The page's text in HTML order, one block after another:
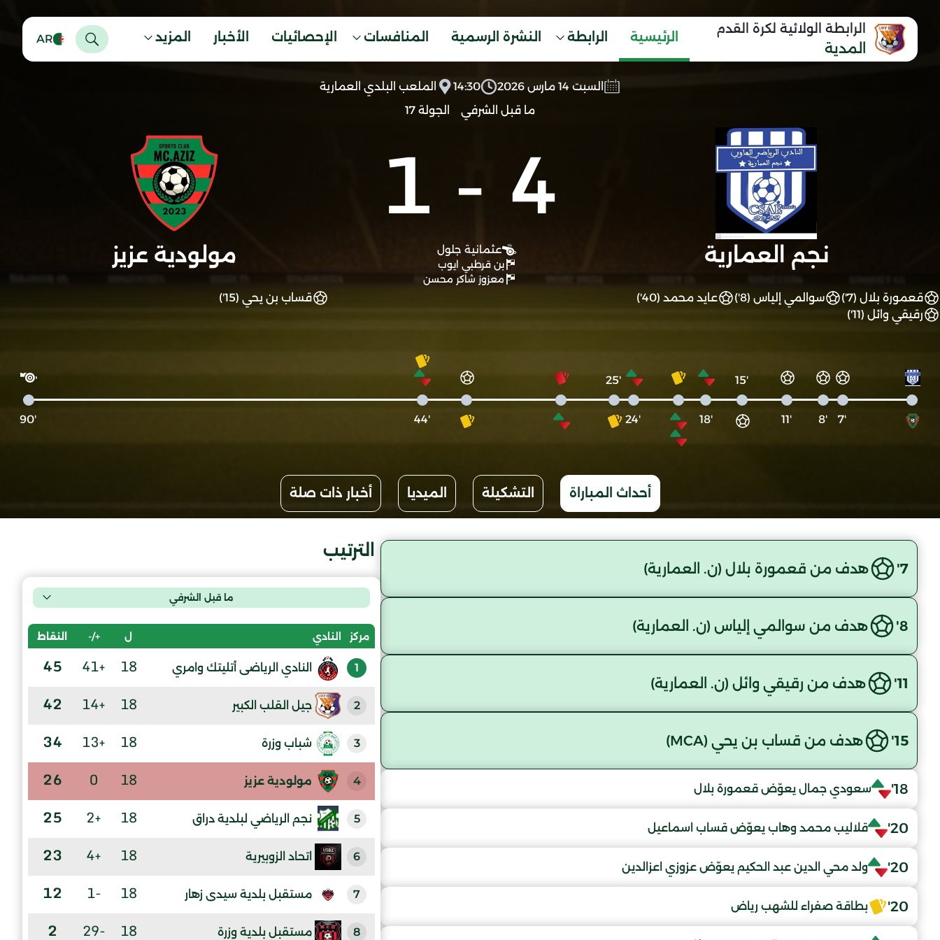
الرابطة الولائية لكرة القدم
المدية
الرئيسية الرابطة النشرة الرسمية المنافسات الإحصائيات الأخبار المزيد AR
السبت 14 مارس 2026 14:30
الملعب البلدي العمارية
ما قبل الشرفي
الجولة 17
نجم العمارية
4
-
1
عثمانية جلول
بن قرطبي ايوب
معزوز شاكر محسن
مولودية عزيز
قعمورة بلال (7') سوالمي إلياس (8')
عايد محمد (40')
رقيقي وائل (11')
قساب بن يحي (15')
'7
'8
'11
'15
'18
'24
'25
'44
'90
أحداث المباراة التشكيلة الميديا أخبار ذات صلة
7' هدف من قعمورة بلال (ن. العمارية)
8' هدف من سوالمي إلياس (ن. العمارية)
11' هدف من رقيقي وائل (ن. العمارية)
15' هدف من قساب بن يحي (MCA)
18' سعودي جمال يعوّض قعمورة بلال
20' قلاليب محمد وهاب يعوّض قساب اسماعيل
20' ولد محي الدين عبد الحكيم يعوّض عزوزي اعزالدين
20' بطاقة صفراء للشهب رياض
الترتيب
ما قبل الشرفي
مركز النادي ل +/- النقاط
1 النادي الرياضى أتليتك وامري 18
+41
45
2 جيل القلب الكبير 18
+14
42
3 شباب وزرة 18
+13
34
4 مولودية عزيز 18
0
26
5 نجم الرياضي لبلدية دراق 18
+2
25
6 اتحاد الزوبيرية 18
+4
23
7 مستقبل بلدية سيدى زهار 18
-1
12
8 مستقبل بلدية وزرة 18
-29
2